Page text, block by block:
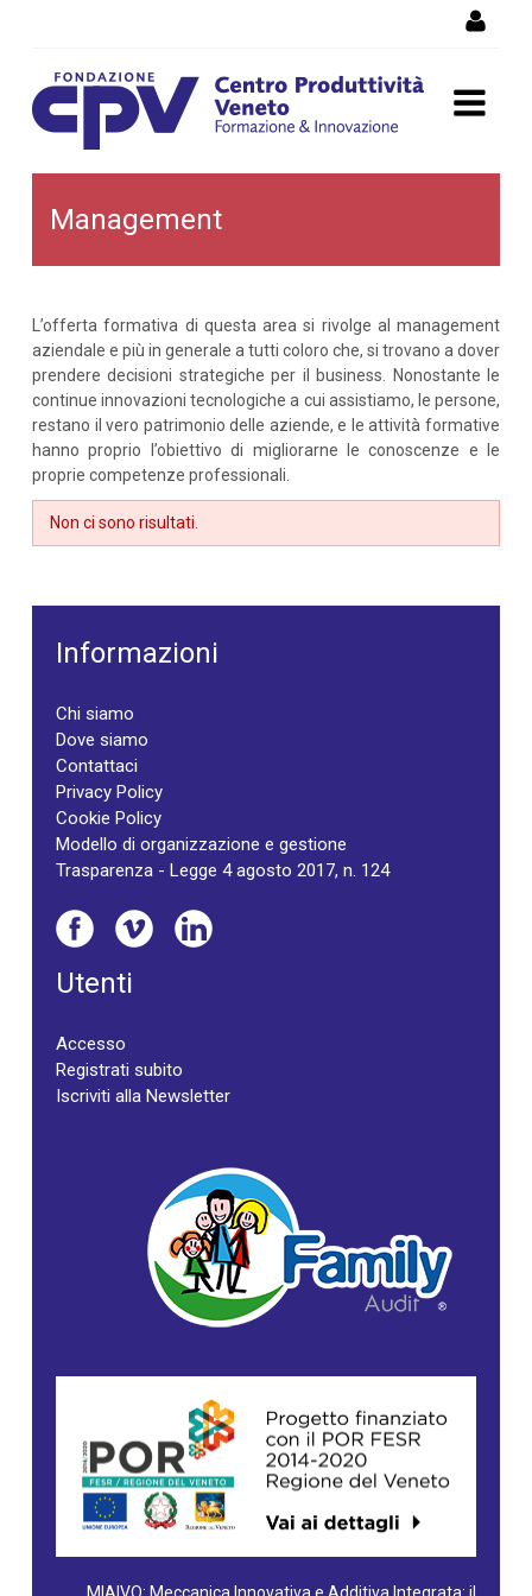
Management
Management
L’offerta formativa di questa area si rivolge al management
aziendale e più in generale a tutti coloro che, si trovano a dover
prendere decisioni strategiche per il business. Nonostante le
continue innovazioni tecnologiche a cui assistiamo, le persone,
restano il vero patrimonio delle aziende, e le attività formative
hanno proprio l’obiettivo di migliorarne le conoscenze e le
proprie competenze professionali.
Non ci sono risultati.
Informazioni
Chi siamo
Dove siamo
Contattaci
Privacy Policy
Cookie Policy
Modello di organizzazione e gestione
Trasparenza - Legge 4 agosto 2017, n. 124
Utenti
Accesso
Registrati subito
Iscriviti alla Newsletter